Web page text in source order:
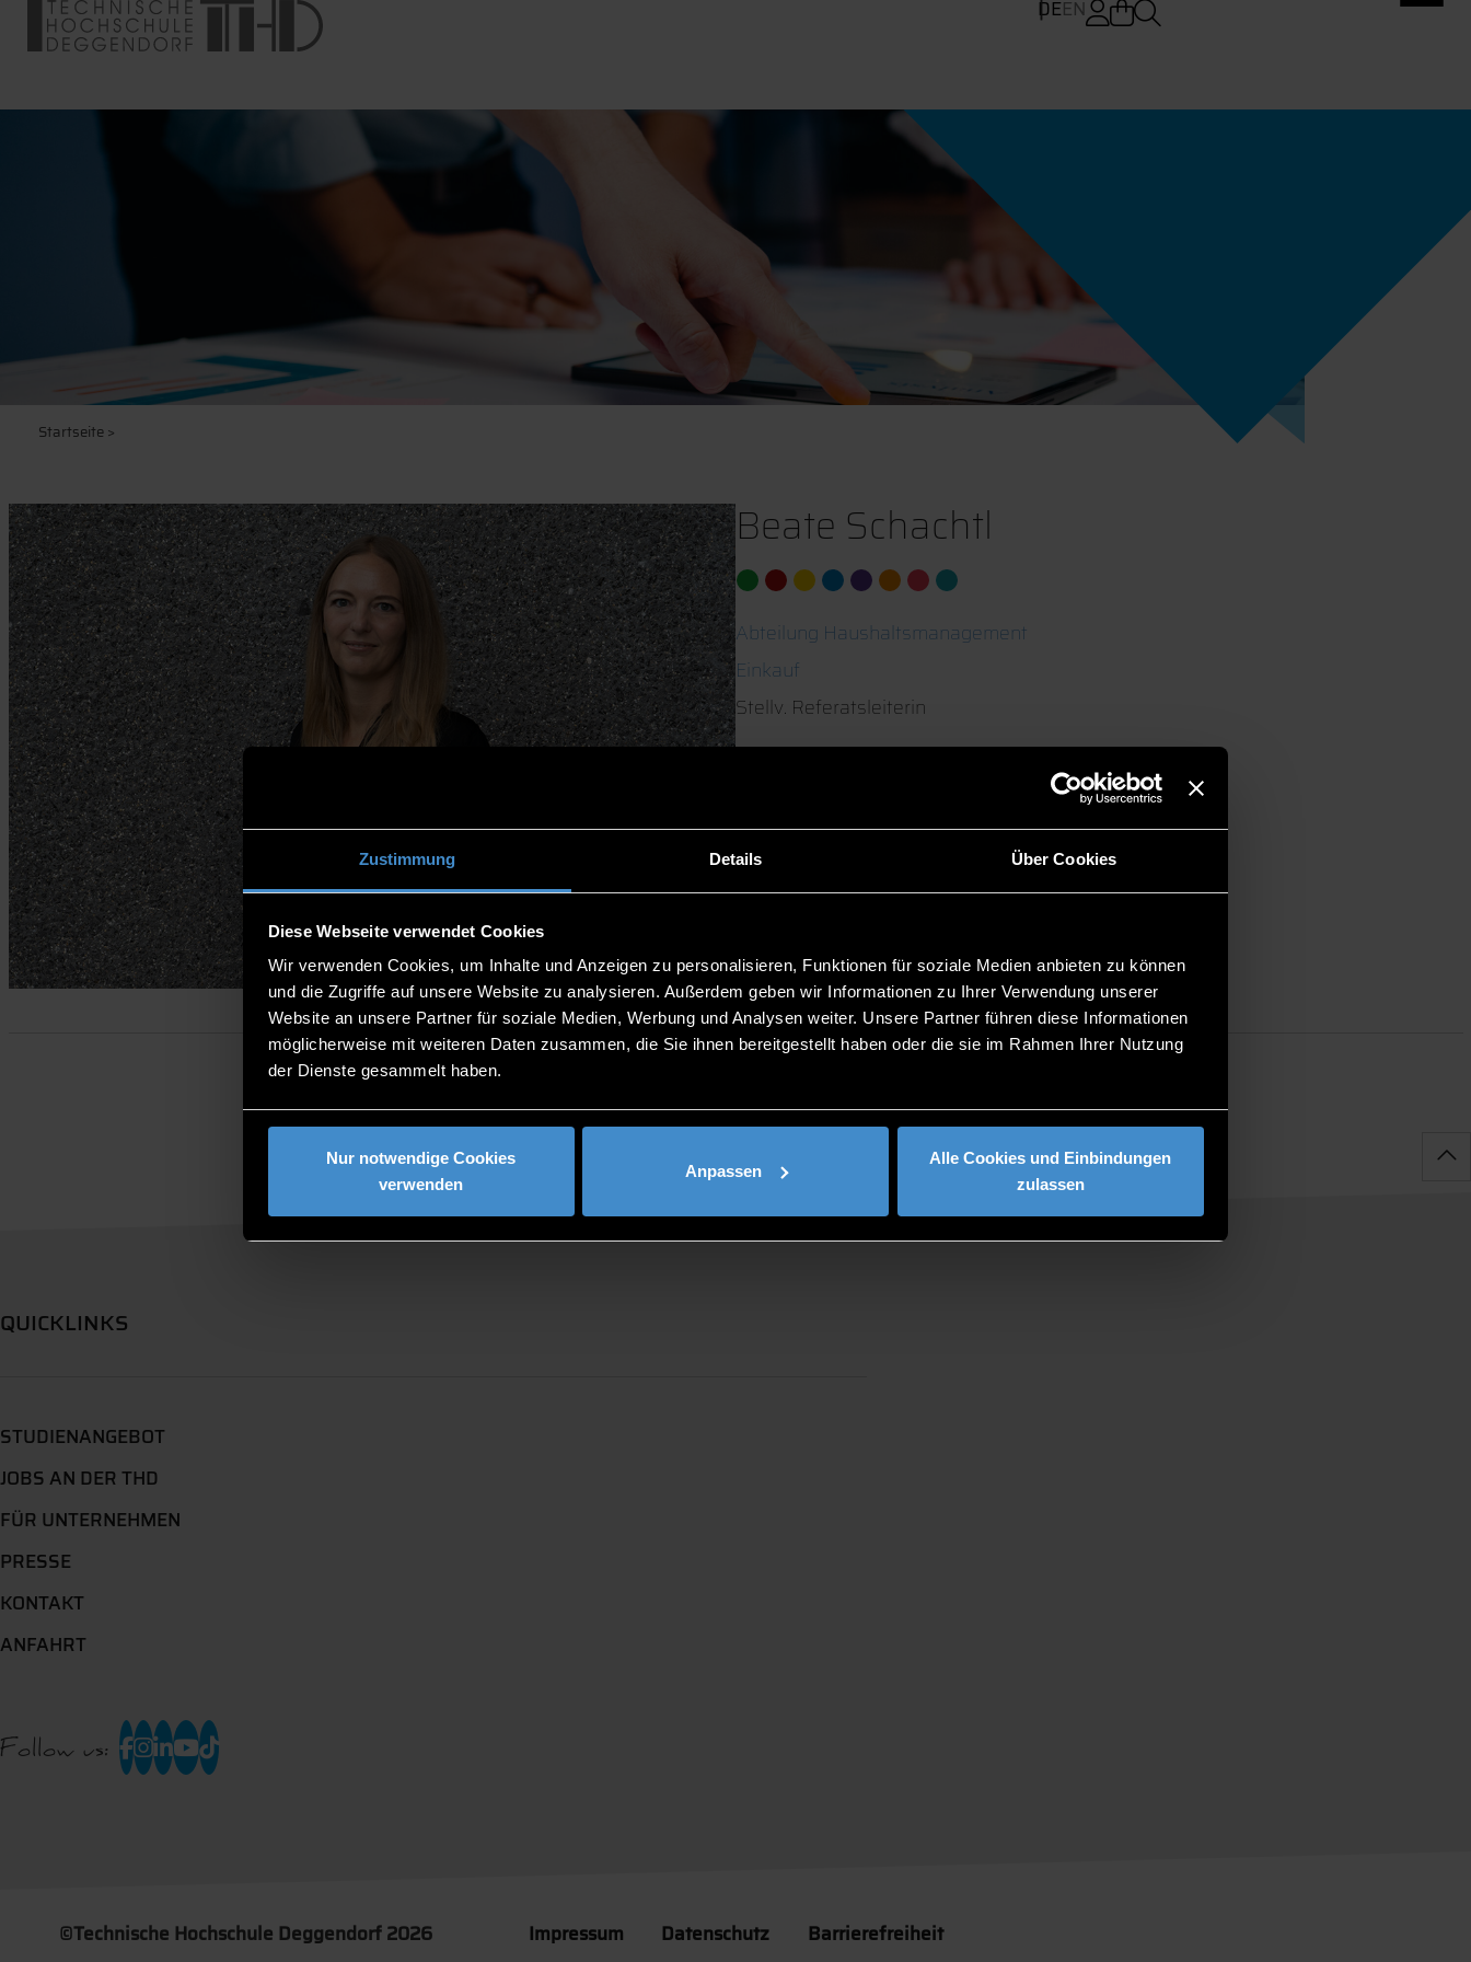
Zustimmung Details Über Cookies
Diese Webseite verwendet Cookies
Wir verwenden Cookies, um Inhalte und Anzeigen zu personalisieren, Funktionen für soziale Medien anbieten zu können
und die Zugriffe auf unsere Website zu analysieren. Außerdem geben wir Informationen zu Ihrer Verwendung unserer
Website an unsere Partner für soziale Medien, Werbung und Analysen weiter. Unsere Partner führen diese Informationen
möglicherweise mit weiteren Daten zusammen, die Sie ihnen bereitgestellt haben oder die sie im Rahmen Ihrer Nutzung
der Dienste gesammelt haben.
Nur notwendige Cookies
verwenden
Anpassen
Alle Cookies und Einbindungen
zulassen
DEEN
Startseite>
Beate Schachtl
Abteilung Haushaltsmanagement
Einkauf
Stellv. Referatsleiterin
0991/3615-295
QUICKLINKS
STUDIENANGEBOT
JOBS AN DER THD
FÜR UNTERNEHMEN
PRESSE
KONTAKT
ANFAHRT
Follow us:
©Technische Hochschule Deggendorf 2026 Impressum Datenschutz Barrierefreiheit